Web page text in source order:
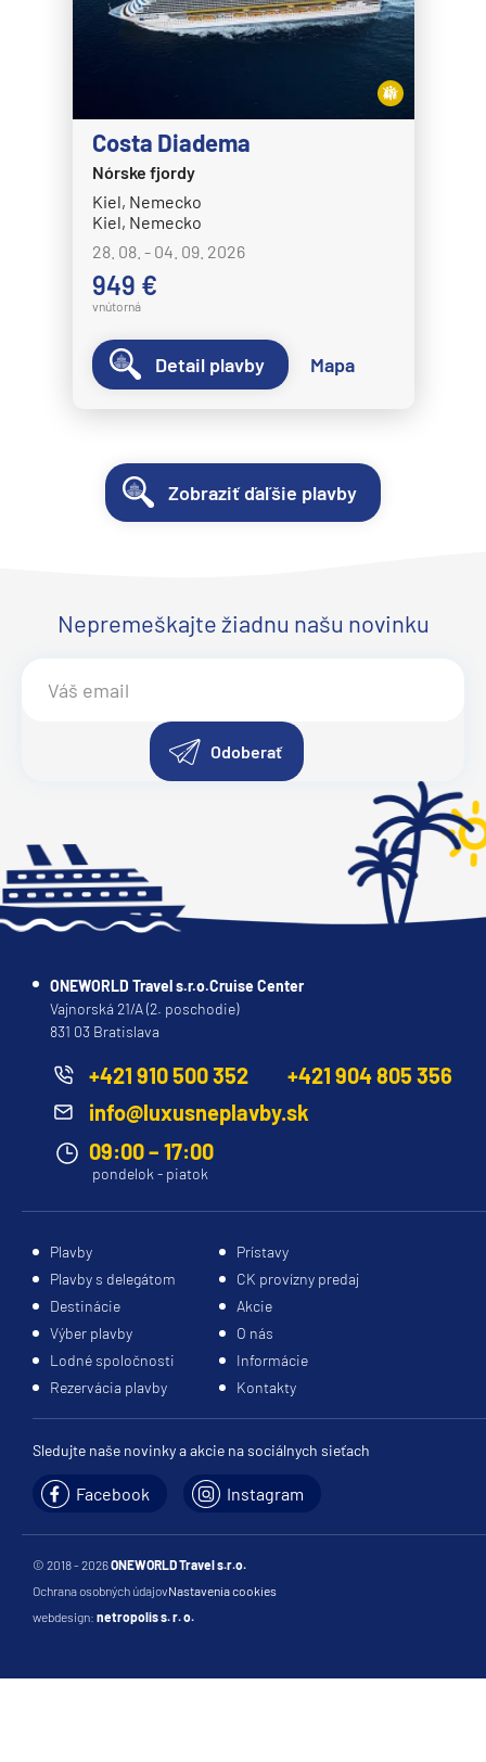
Costa Diadema
Nórske fjordy
Kiel, Nemecko
Kiel, Nemecko
28. 08. - 04. 09. 2026
949 €
vnútorná
Detail plavby Mapa
Zobraziť ďaľšie plavby
Nepremeškajte žiadnu našu novinku
Odoberať
ONEWORLD Travel s.r.o.Cruise Center
Vajnorská 21/A (2. poschodie)
831 03 Bratislava
+421 910 500 352
+421 904 805 356
info@luxusneplavby.sk
09:00 – 17:00
pondelok - piatok
Plavby
Prístavy
Plavby s delegátom
CK provízny predaj
Destinácie
Akcie
Výber plavby
O nás
Lodné spoločnosti
Informácie
Rezervácia plavby
Kontakty
Sledujte naše novinky a akcie na sociálnych sieťach
Facebook Instagram
© 2018 - 2026ONEWORLD Travel s.r.o.
Ochrana osobných údajovNastavenia cookies
webdesign: netropolis s. r. o.